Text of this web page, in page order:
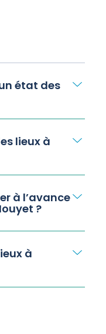
état des
lieux à
à l’avance
?
à